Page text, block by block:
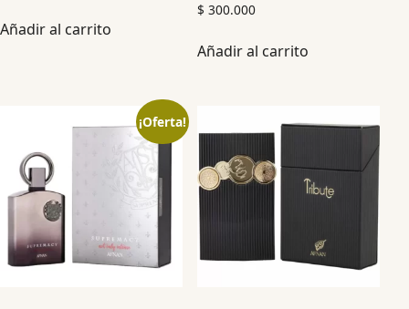
Añadir al carrito
$ 300.000
Añadir al carrito
¡Oferta!